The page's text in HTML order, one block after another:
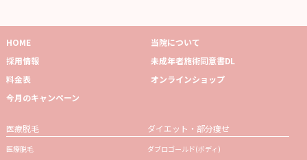
HOME
当院について
採用情報
未成年者施術同意書DL
料金表
オンラインショップ
今月のキャンペーン
医療脱毛
医療脱毛
ダイエット・部分痩せ
ダブロゴールド(ボディ)